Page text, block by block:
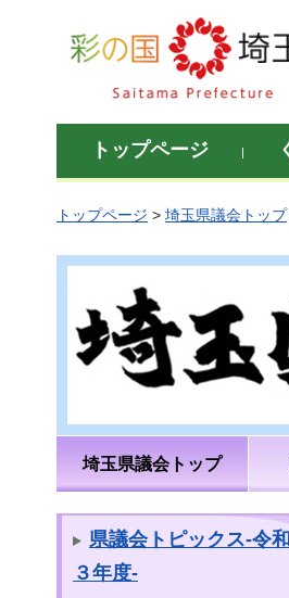
彩の国 埼玉県
トップページ
トップページ > 埼玉県議会トップ
埼玉県議会トップ
県議会トピックス-令和
３年度-